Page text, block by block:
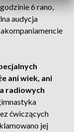
6 rano,
audycja
e ani wiek, ani
radiowych
ćwiczących
jej